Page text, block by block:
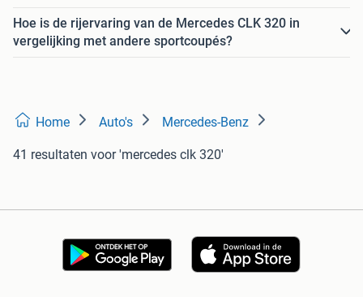
Hoe is de rijervaring van de Mercedes CLK 320 in
vergelijking met andere sportcoupés?
Home Auto's Mercedes-Benz
41 resultaten voor 'mercedes clk 320'